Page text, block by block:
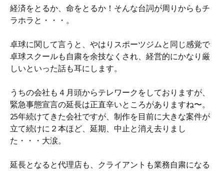
経済をとるか、命をとるか！そんな台詞が周りからもチ
ラホラと・・・。
卓球に関して言うと、やはりスポーツジムと同じ感覚で
卓球スクールも自粛を余技なくされ、経営的にかなり厳
しいといった話も耳にします。
うちの会社も４月頭からテレワークをしておりますが、
緊急事態宣言の延長は正直辛いところがありますね〜。
25年続けてきた会社ですが、制作を目前に大きな案件が
立て続けに２本ほど、延期、中止と消え去りまし
た・・・大涙。
延長となると代理店も、クライアントも業務自粛になる